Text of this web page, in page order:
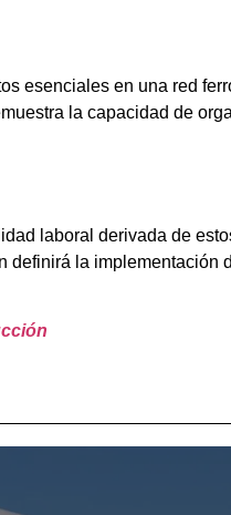
esenciales en una red
la capacidad de
laboral derivada de
definirá la implementación